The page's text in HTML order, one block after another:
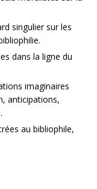
singulier sur les
dans la ligne du
imaginaires
anticipations,
au bibliophile,